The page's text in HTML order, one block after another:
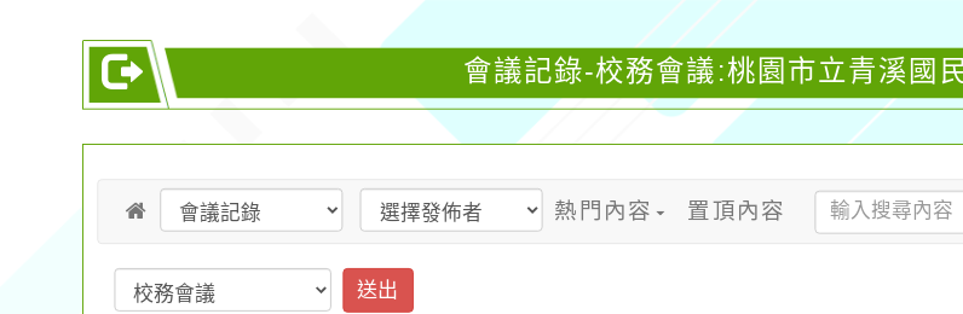
會議記錄-校務會議:桃園市立青溪國
熱門內容 置頂內容
送出